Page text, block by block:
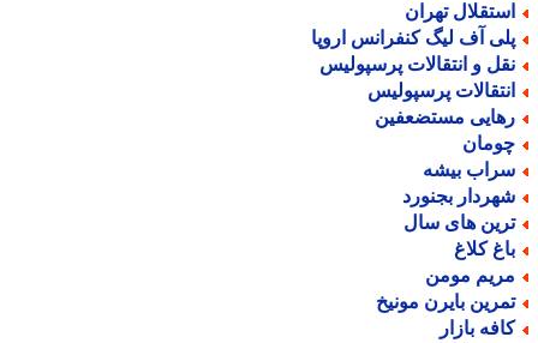
تهران
آف لیگ کنفرانس اروپا
و انتقالات پرسپولیس
پرسپولیس
مستضعفین
بیشه
بجنورد
های سال
کلاغ
مومن
بایرن مونیخ
بازار